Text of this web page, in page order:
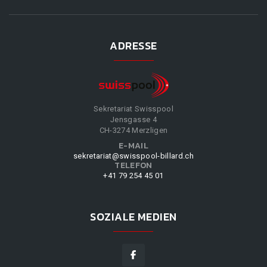
ADRESSE
Sekretariat Swisspool
Jensgasse 4
CH-3274 Merzligen
E-MAIL
sekretariat@swisspool-billard.ch
TELEFON
+41 79 254 45 01
SOZIALE MEDIEN